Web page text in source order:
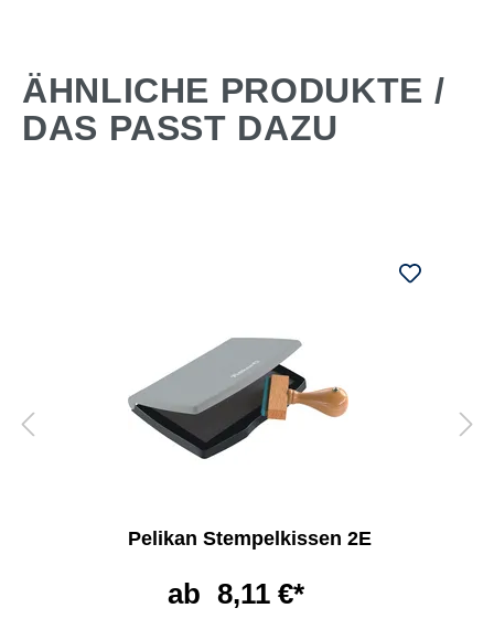
ÄHNLICHE PRODUKTE /
DAS PASST DAZU
Pelikan Stempelkissen 2E
ab 8,11 €*